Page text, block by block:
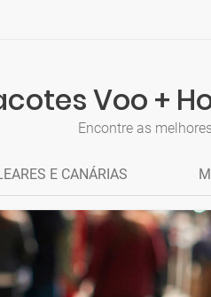
Voo +
Encontre as
E CANÁRIAS